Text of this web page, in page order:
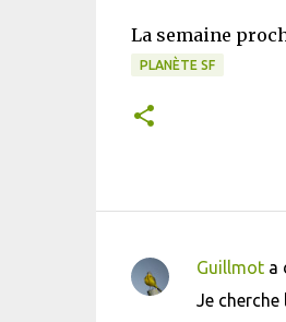
La semaine
PLANÈTE SF
C
Guillmota
Je